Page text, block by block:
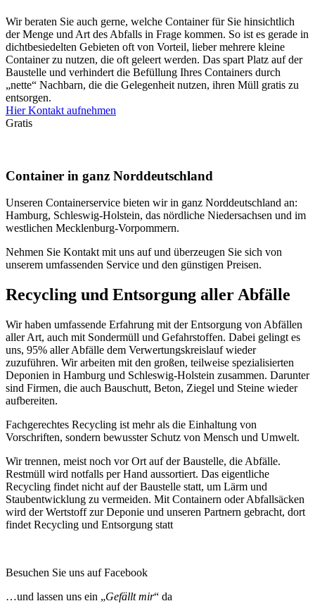
Wir beraten Sie auch gerne, welche Container für Sie hinsichtlich
der Menge und Art des Abfalls in Frage kommen. So ist es gerade in
dichtbesiedelten Gebieten oft von Vorteil, lieber mehrere kleine
Container zu nutzen, die oft geleert werden. Das spart Platz auf der
Baustelle und verhindert die Befüllung Ihres Containers durch
„nette“ Nachbarn, die die Gelegenheit nutzen, ihren Müll gratis zu
entsorgen.
Hier Kontakt aufnehmen
Gratis
Container in ganz Norddeutschland
Unseren Containerservice bieten wir in ganz Norddeutschland an:
Hamburg, Schleswig-Holstein, das nördliche Niedersachsen und im
westlichen Mecklenburg-Vorpommern.
Nehmen Sie Kontakt mit uns auf und überzeugen Sie sich von
unserem umfassenden Service und den günstigen Preisen.
Recycling und Entsorgung aller Abfälle
Wir haben umfassende Erfahrung mit der Entsorgung von Abfällen
aller Art, auch mit Sondermüll und Gefahrstoffen. Dabei gelingt es
uns, 95% aller Abfälle dem Verwertungskreislauf wieder
zuzuführen. Wir arbeiten mit den großen, teilweise spezialisierten
Deponien in Hamburg und Schleswig-Holstein zusammen. Darunter
sind Firmen, die auch Bauschutt, Beton, Ziegel und Steine wieder
aufbereiten.
Fachgerechtes Recycling ist mehr als die Einhaltung von
Vorschriften, sondern bewusster Schutz von Mensch und Umwelt.
Wir trennen, meist noch vor Ort auf der Baustelle, die Abfälle.
Restmüll wird notfalls per Hand aussortiert. Das eigentliche
Recycling findet nicht auf der Baustelle statt, um Lärm und
Staubentwicklung zu vermeiden. Mit Containern oder Abfallsäcken
wird der Wertstoff zur Deponie und unseren Partnern gebracht, dort
findet Recycling und Entsorgung statt
Besuchen Sie uns auf Facebook
…und lassen uns ein „Gefällt mir“ da